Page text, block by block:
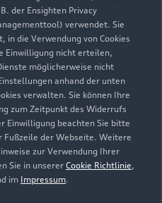
u. 2
der Ensighten Privacy
verwendet. Sie
die Verwendung von Cookies
Einwilligung nicht erteilen,
möglicherweise nicht
anhand der unten
verwalten. Sie können Ihre
zum Zeitpunkt des Widerrufs
Einwilligung beachten Sie bitte
Fußzeile der Webseite. Weitere
zur Verwendung Ihrer
Sie in unserer Cookie Richtlinie,
im Impressum.